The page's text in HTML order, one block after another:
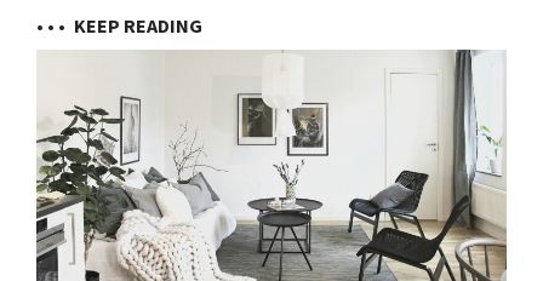
• • • KEEP READING